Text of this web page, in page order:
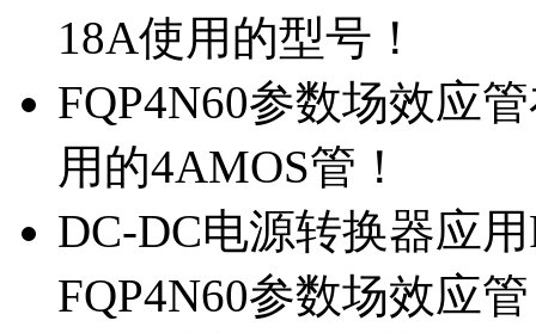
18A使用的型号！
FQP4N60参数场效应
用的4AMOS管！
DC-DC电源转换器应
FQP4N60参数场效应